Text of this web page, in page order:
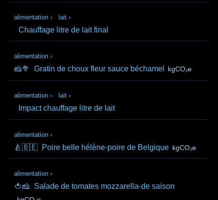
alimentation › lait ›
Chauffage litre de lait final
alimentation ›
🧀🥦 Gratin de choux fleur sauce béchamel kgCO₂e
alimentation › lait ›
Impact chauffage litre de lait
alimentation ›
🍐🇧🇪 Poire belle hélène-poire de Belgique kgCO₂e
alimentation ›
🍅🧀 Salade de tomates mozzarella-de saison